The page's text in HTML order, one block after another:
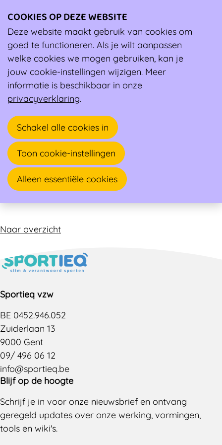
Ambassadeur
Peter Lagrou
Sportarts, Andere arts-specialist
Hazebeekstraat 13 The Wave
8670 OOSTDUINKERKE
Sportgeneeskunde, Urgentie geneeskunde, Klinische
Naar overzicht
Sportieq vzw
BE 0452.946.052
Zuiderlaan 13
9000 Gent
09/ 496 06 12
info@sportieq.be
Blijf op de hoogte
Schrijf je in voor onze nieuwsbrief en ontvang
geregeld updates over onze werking, vormingen,
tools en wiki's.
COOKIES OP DEZE WEBSITE
Deze website maakt gebruik van cookies om
goed te functioneren. Als je wilt aanpassen
welke cookies we mogen gebruiken, kan je
jouw cookie-instellingen wijzigen. Meer
informatie is beschikbaar in onze
privacyverklaring.
Schakel alle cookies in
Toon cookie-instellingen
Alleen essentiële cookies